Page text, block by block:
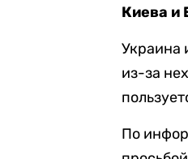
Киева и
Украина
из-за
По